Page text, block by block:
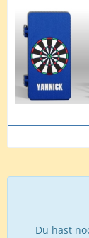
Du hast